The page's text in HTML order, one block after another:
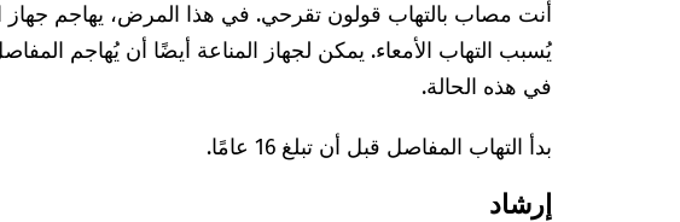
أنت مصاب بالتهاب قولون تقرحي. في هذا المرض، يهاجم جهاز
يُسبب التهاب الأمعاء. يمكن لجهاز المناعة أيضًا أن يُهاجم
في هذه الحالة.
بدأ التهاب المفاصل قبل أن تبلغ 16 عامًا.
إرشاد